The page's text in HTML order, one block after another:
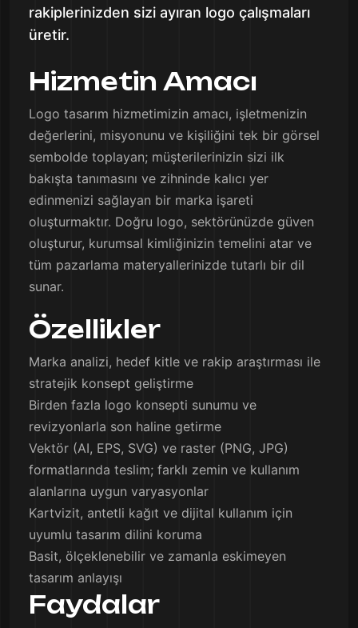
rakiplerinizden sizi ayıran logo çalışmaları
üretir.
Hizmetin Amacı
Logo tasarım hizmetimizin amacı, işletmenizin
değerlerini, misyonunu ve kişiliğini tek bir görsel
sembolde toplayan; müşterilerinizin sizi ilk
bakışta tanımasını ve zihninde kalıcı yer
edinmenizi sağlayan bir marka işareti
oluşturmaktır. Doğru logo, sektörünüzde güven
oluşturur, kurumsal kimliğinizin temelini atar ve
tüm pazarlama materyallerinizde tutarlı bir dil
sunar.
Özellikler
Marka analizi, hedef kitle ve rakip araştırması ile
stratejik konsept geliştirme
Birden fazla logo konsepti sunumu ve
revizyonlarla son haline getirme
Vektör (AI, EPS, SVG) ve raster (PNG, JPG)
formatlarında teslim; farklı zemin ve kullanım
alanlarına uygun varyasyonlar
Kartvizit, antetli kağıt ve dijital kullanım için
uyumlu tasarım dilini koruma
Basit, ölçeklenebilir ve zamanla eskimeyen
tasarım anlayışı
Faydalar